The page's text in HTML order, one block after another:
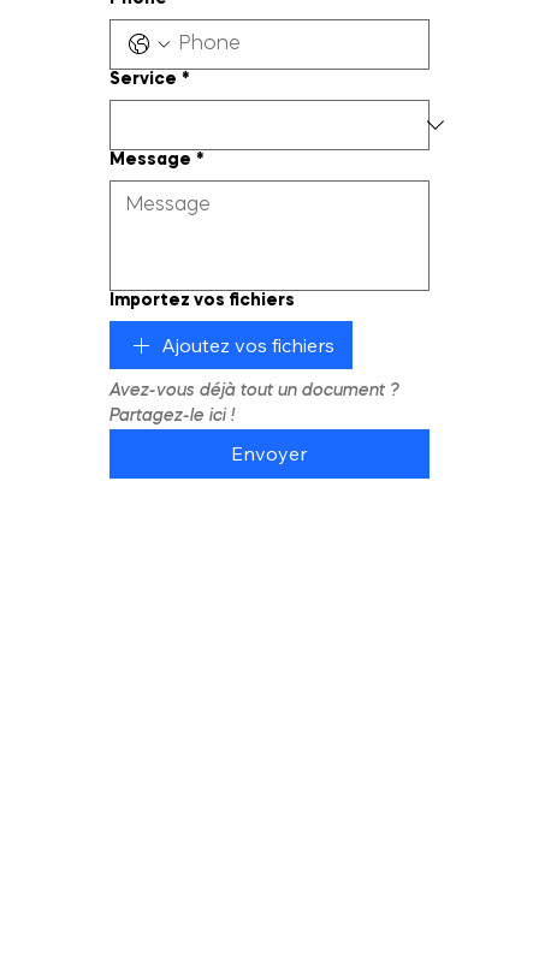
Service *
Message *
Importez vos fichiers
Ajoutez vos fichiers
Avez-vous déjà tout un document ?
Partagez-le ici !
Envoyer